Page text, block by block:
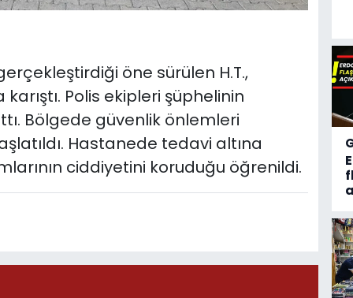
öne sürülen H.T.,
Polis ekipleri şüphelinin
Bölgede güvenlik önlemleri
Hastanede tedavi altına
ciddiyetini koruduğu öğrenildi.